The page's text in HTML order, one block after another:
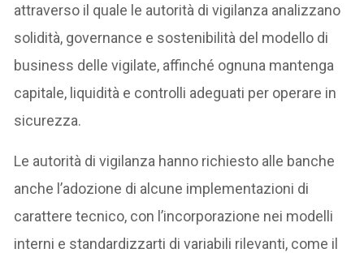
attraverso il quale le autorità di vigilanza analizzano
solidità, governance e sostenibilità del modello di
business delle vigilate, affinché ognuna mantenga
capitale, liquidità e controlli adeguati per operare in
sicurezza.
Le autorità di vigilanza hanno richiesto alle banche
anche l’adozione di alcune implementazioni di
carattere tecnico, con l’incorporazione nei modelli
interni e standardizzarti di variabili rilevanti, come il